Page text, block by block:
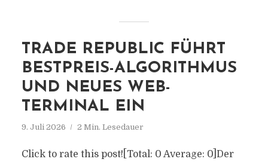
TRADE REPUBLIC FÜHRT
BESTPREIS-ALGORITHMUS
UND NEUES WEB-
TERMINAL EIN
9. Juli 2026 2 Min. Lesedauer
Click to rate this post![Total: 0 Average: 0]Der